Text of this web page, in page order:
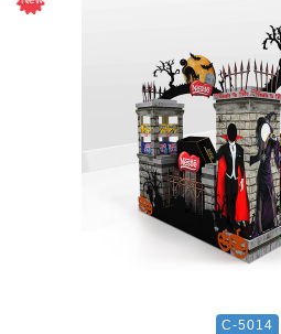
C-5014